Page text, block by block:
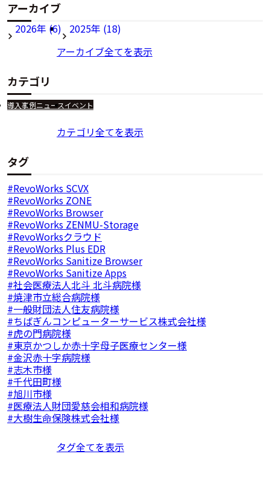
アーカイブ
2026年 (6)
2025年 (18)
アーカイブ全てを表示
カテゴリ
導入事例ニュースイベント
カテゴリ全てを表示
タグ
RevoWorks SCVX
RevoWorks ZONE
RevoWorks Browser
RevoWorks ZENMU-Storage
RevoWorksクラウド
RevoWorks Plus EDR
RevoWorks Sanitize Browser
RevoWorks Sanitize Apps
社会医療法人北斗 北斗病院様
焼津市立総合病院様
一般財団法人住友病院様
ちばぎんコンピューターサービス株式会社様
虎の門病院様
東京かつしか赤十字母子医療センター様
金沢赤十字病院様
志木市様
千代田町様
旭川市様
医療法人財団愛慈会相和病院様
大樹生命保険株式会社様
タグ全てを表示